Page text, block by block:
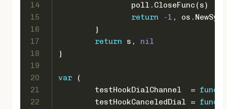
14
15
16
17
18
19
20
21
22
		poll.CloseFunc(s)
return
-1 ,
	}
return s, nil
}
var (
	testHookDialChannel  =
func
	testHookCanceledDial =
func